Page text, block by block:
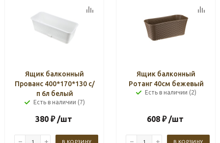
Ящик балконный
Прованс 400*170*130 с/
п 6л белый
Есть в наличии (7)
380₽ /шт
В КОРЗИНУ
Ящик балконный
Ротанг 40см бежевый
Есть в наличии (2)
608₽ /шт
В КОРЗИНУ